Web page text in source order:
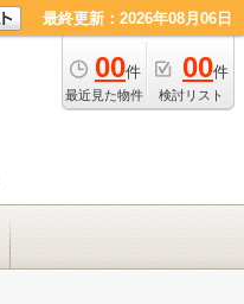
最終更新：2026年08月06日
00件
最近見た物件
00件
検討リスト